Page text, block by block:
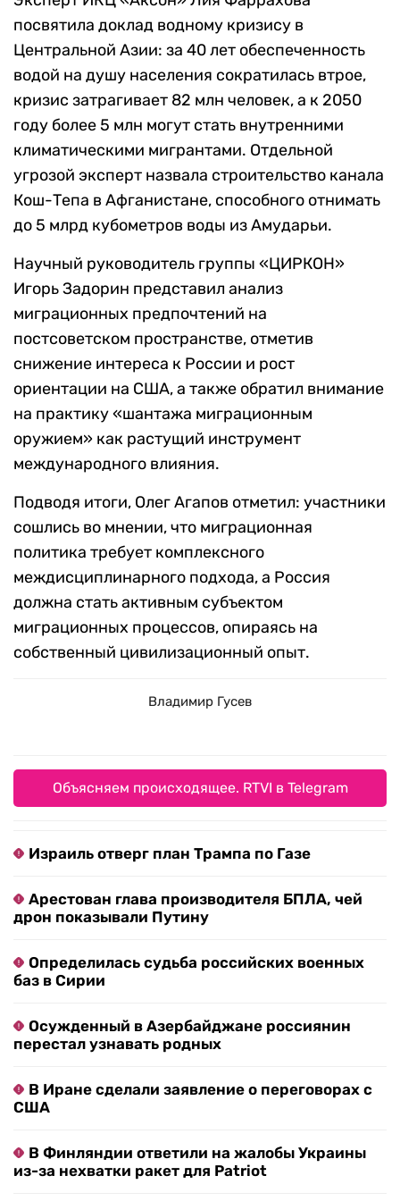
посвятила доклад водному кризису в
Центральной Азии: за 40 лет обеспеченность
водой на душу населения сократилась втрое,
кризис затрагивает 82 млн человек, а к 2050
году более 5 млн могут стать внутренними
климатическими мигрантами. Отдельной
угрозой эксперт назвала строительство канала
Кош-Тепа в Афганистане, способного отнимать
до 5 млрд кубометров воды из Амударьи.
Научный руководитель группы «ЦИРКОН»
Игорь Задорин представил анализ
миграционных предпочтений на
постсоветском пространстве, отметив
снижение интереса к России и рост
ориентации на США, а также обратил внимание
на практику «шантажа миграционным
оружием» как растущий инструмент
международного влияния.
Подводя итоги, Олег Агапов отметил: участники
сошлись во мнении, что миграционная
политика требует комплексного
междисциплинарного подхода, а Россия
должна стать активным субъектом
миграционных процессов, опираясь на
собственный цивилизационный опыт.
Владимир Гусев
Объясняем происходящее. RTVI в Telegram
Израиль отверг план Трампа по Газе
Арестован глава производителя БПЛА, чей
дрон показывали Путину
Определилась судьба российских военных
баз в Сирии
Осужденный в Азербайджане россиянин
перестал узнавать родных
В Иране сделали заявление о переговорах с
США
В Финляндии ответили на жалобы Украины
из-за нехватки ракет для Patriot